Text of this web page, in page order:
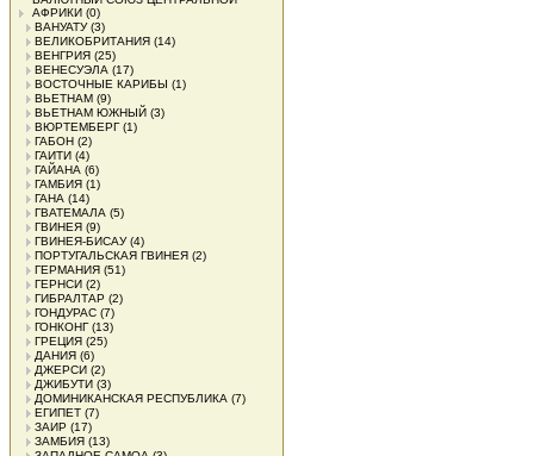
АФРИКИ (0)
ВАНУАТУ(3)
ВЕЛИКОБРИТАНИЯ (14)
ВЕНГРИЯ (25)
ВЕНЕСУЭЛА (17)
ВОСТОЧНЫЕ КАРИБЫ (1)
ВЬЕТНАМ (9)
ВЬЕТНАМ ЮЖНЫЙ (3)
ВЮРТЕМБЕРГ(1)
ГАБОН (2)
ГАИТИ (4)
ГАЙАНА (6)
ГАМБИЯ (1)
ГАНА (14)
ГВАТЕМАЛА (5)
ГВИНЕЯ (9)
ГВИНЕЯ-БИСАУ(4)
ПОРТУГАЛЬСКАЯ ГВИНЕЯ (2)
ГЕРМАНИЯ (51)
ГЕРНСИ (2)
ГИБРАЛТАР (2)
ГОНДУРАС (7)
ГОНКОНГ(13)
ГРЕЦИЯ (25)
ДАНИЯ (6)
ДЖЕРСИ (2)
ДЖИБУТИ (3)
ДОМИНИКАНСКАЯ РЕСПУБЛИКА (7)
ЕГИПЕТ (7)
ЗАИР (17)
ЗАМБИЯ (13)